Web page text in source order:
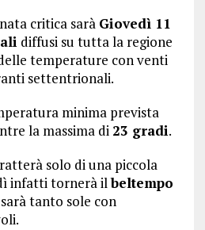
critica sarà Giovedì 11
diffusi su tutta la regione
temperature con venti
settentrionali.
minima prevista
la massima di 23 gradi.
solo di una piccola
infatti tornerà ilbeltempo
tanto sole con